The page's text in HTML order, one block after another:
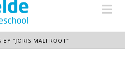
BY “JORIS MALFROOT”